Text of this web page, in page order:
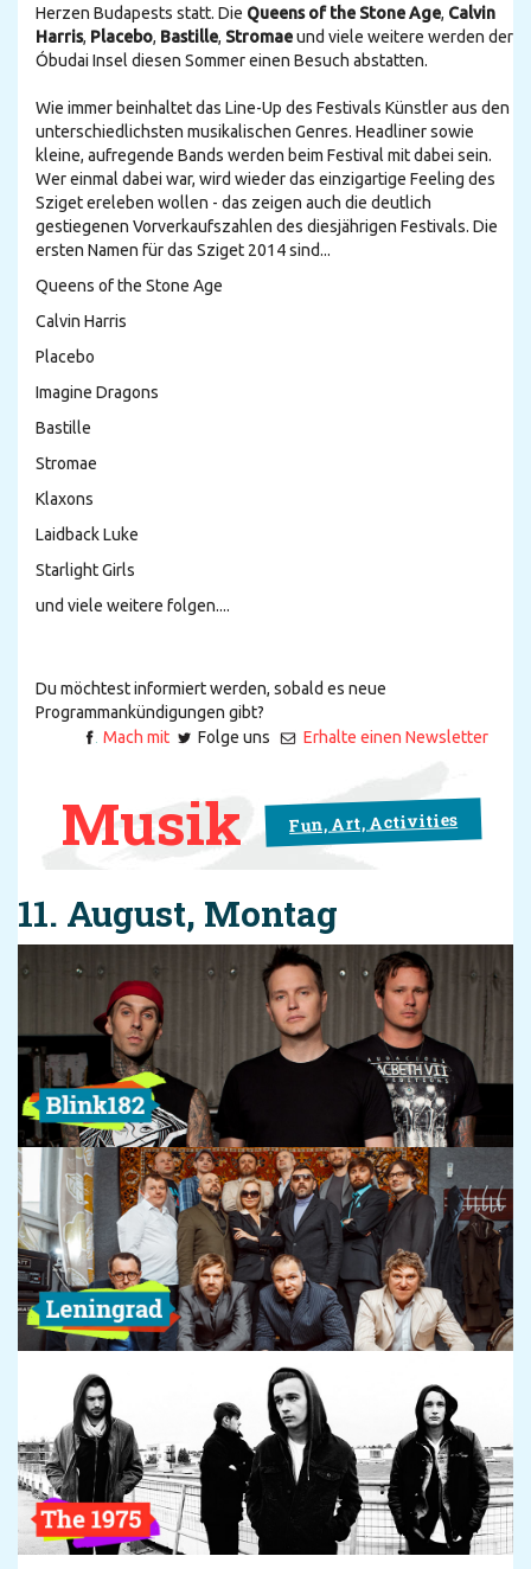
Herzen Budapests statt. Die Queens of the Stone Age, Calvin
Harris, Placebo, Bastille, Stromaeund viele weitere werden der
Óbudai Insel diesen Sommer einen Besuch abstatten.
Wie immer beinhaltet das Line-Up des Festivals Künstler aus den
unterschiedlichsten musikalischen Genres. Headliner sowie
kleine, aufregende Bands werden beim Festival mit dabei sein.
Wer einmal dabei war, wird wieder das einzigartige Feeling des
Sziget ereleben wollen - das zeigen auch die deutlich
gestiegenen Vorverkaufszahlen des diesjährigen Festivals. Die
ersten Namen für das Sziget 2014 sind...
Queens of the Stone Age
Calvin Harris
Placebo
Imagine Dragons
Bastille
Stromae
Klaxons
Laidback Luke
Starlight Girls
und viele weitere folgen....
Du möchtest informiert werden, sobald es neue
Programmankündigungen gibt?
Mach mit
Folge uns Erhalte einen Newsletter
Musik Fun, Art, Activities
11. August, Montag